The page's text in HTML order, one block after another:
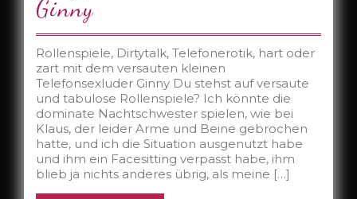
Ginny
Rollenspiele, Dirtytalk, Telefonerotik, hart oder
zart mit dem versauten kleinen
Telefonsexluder Ginny Du stehst auf versaute
und tabulose Rollenspiele? Ich könnte die
dominate Nachtschwester spielen, wie bei
Klaus, der leider Arme und Beine gebrochen
hatte, und ich die Situation ausgenutzt habe
und ihm ein Facesitting verpasst habe, ihm
blieb ja nichts anderes übrig, als meine […]